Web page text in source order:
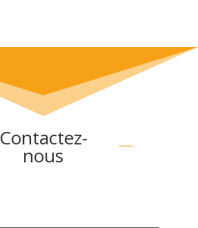
Contactez-
nous